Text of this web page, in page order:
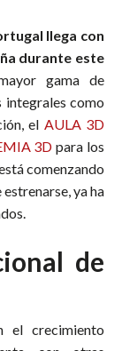
llega con
durante este
gama de
integrales como
el AULA 3D
3D para los
comenzando
ya ha
de
el crecimiento